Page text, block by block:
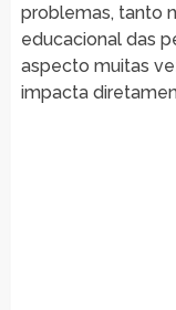
problemas, tanto
educacional das
aspecto muitas
impacta